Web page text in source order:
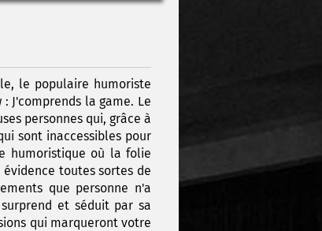
le populaire humoriste
J'comprends la game. Le
personnes qui, grâce à
sont inaccessibles pour
humoristique où la folie
toutes sortes de
que personne n'a
et séduit par sa
qui marqueront votre